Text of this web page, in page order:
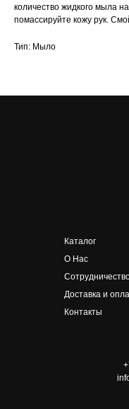
количество жидкого мыла
помассируйте кожу рук.
Тип: Мыло
Каталог
О Нас
Доставка и
Контакты